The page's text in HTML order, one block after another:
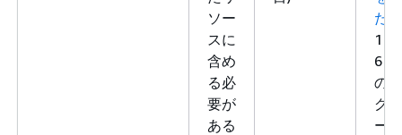
ソー
スに
含め
る必
要が
ある
たす
1～
6 個
のタ
グキ
ー。